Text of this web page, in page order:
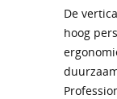
De
hoog